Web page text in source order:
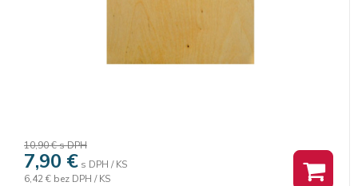
10,90 €s DPH
7,90 € s DPH / KS
6,42 € bez DPH / KS